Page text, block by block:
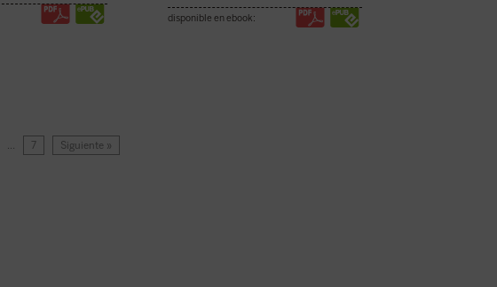
disponible en ebook:
… 7 Siguiente »